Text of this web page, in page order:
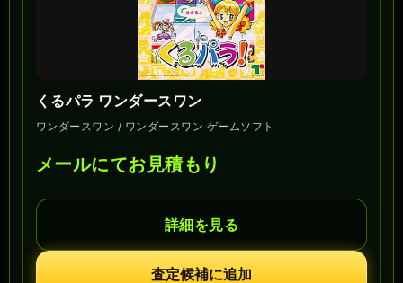
くるパラ ワンダースワン
ワンダースワン / ワンダースワン ゲームソフト
メールにてお見積もり
詳細を見る
査定候補に追加